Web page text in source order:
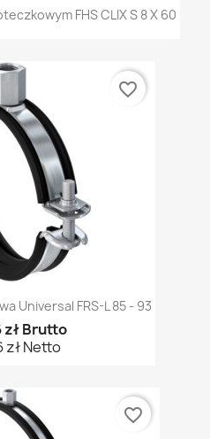
FHS CLIX S 8 X 60
Universal FRS-L 85 - 93
zł Brutto
zł Netto
favorite_border
favorite_border